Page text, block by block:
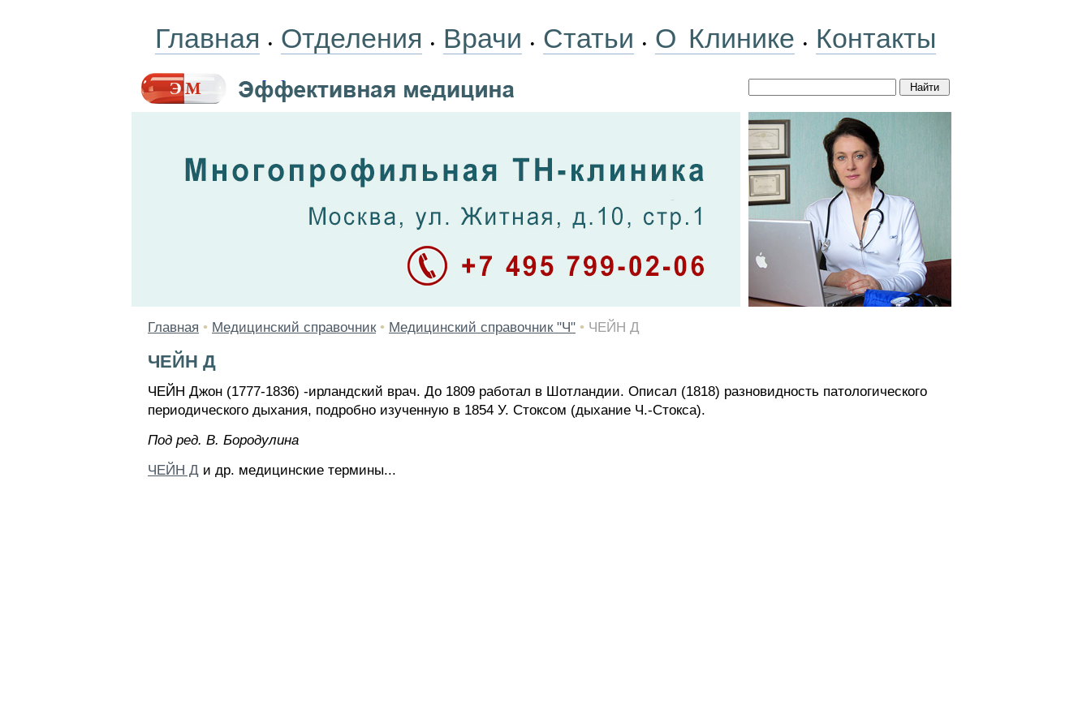
Главная • Отделения • Врачи • Статьи • О Клинике • Контакты
Главная • Медицинский справочник • Медицинский справочник "Ч" • ЧЕЙН Д
ЧЕЙН Д
ЧЕЙН Джон (1777-1836) -ирландский врач. До 1809 работал в Шотландии. Описал (1818) разновидность патологического
периодического дыхания, подробно изученную в 1854 У. Стоксом (дыхание Ч.-Стокса).
Пoд peд. B. Бopoдyлинa
ЧЕЙН Д и др. медицинские термины...